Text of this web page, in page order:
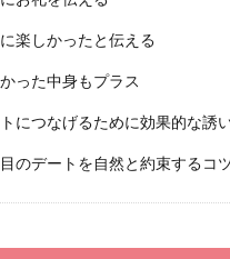
話し
早口で
う男性が
楽しかったと伝える
った中身もプラス
につなげるために効果的な誘
のデートを自然と約束するコ